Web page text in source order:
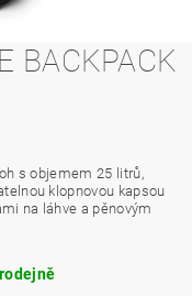
BACKPACK
s objemem 25 litrů,
klopnovou kapsou
na láhve a pěnovým